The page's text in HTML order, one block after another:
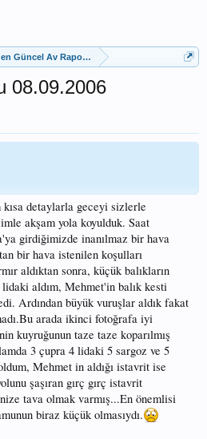
Güncel Av Raporları
08.09.2006
detaylarla geceyi sizlerle
akşam yola koyulduk. Saat
girdiğimizde inanılmaz bir hava
bir hava istenilen koşulları
aldıktan sonra, küçük balıkların
aldım, Mehmet'in balık kesti
Ardından büyük vuruşlar aldık fakat
arada ikinci fotoğrafa iyi
kuyruğunun taze taze koparılmış
3 çupra 4 lidaki 5 sargoz ve 5
Mehmet in aldığı istavrit ise
şaşıran gırç gırç istavrit
tava olmak varmış...En önemlisi
biraz küçük olmasıydı.